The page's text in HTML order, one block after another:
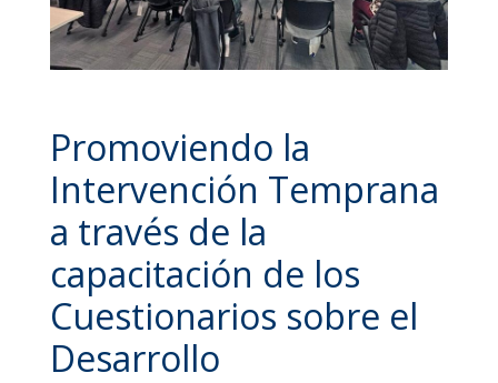
Promoviendo la
Intervención Temprana
a través de la
capacitación de los
Cuestionarios sobre el
Desarrollo